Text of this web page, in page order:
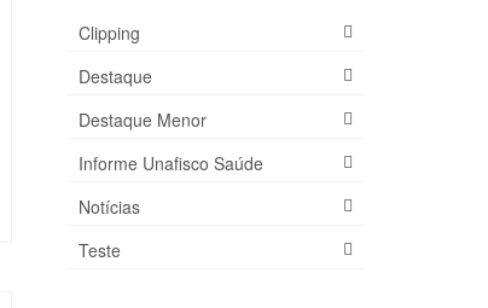
Clipping
Destaque
Destaque Menor
Informe Unafisco Saúde
Notícias
Teste